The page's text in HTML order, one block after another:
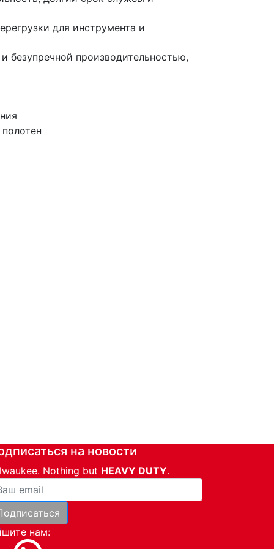
для инструмента и
безупречной производительностью,
на новости
Nothing but HEAVY DUTY.
почта
нам: